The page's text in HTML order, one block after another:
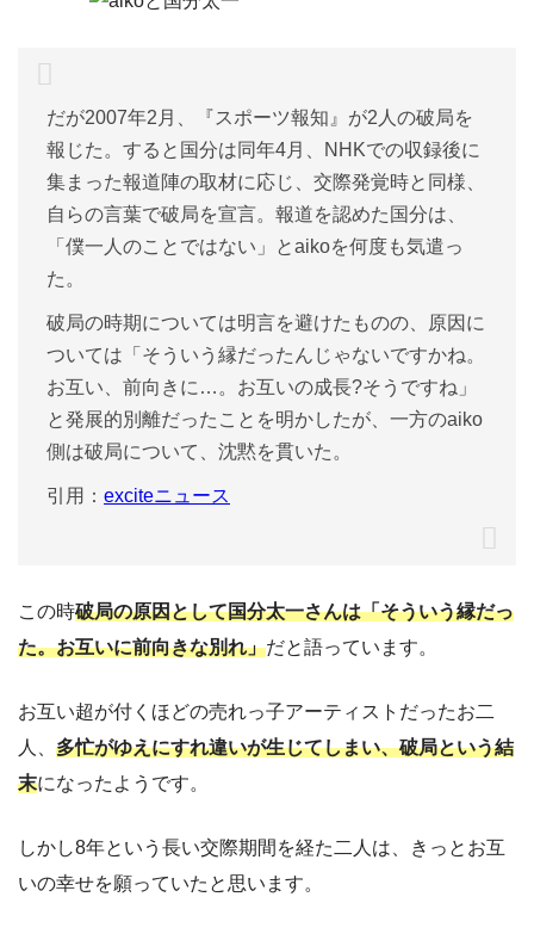
だが2007年2月、『スポーツ報知』が2人の破局を
報じた。すると国分は同年4月、NHKでの収録後に
集まった報道陣の取材に応じ、交際発覚時と同様、
自らの言葉で破局を宣言。報道を認めた国分は、
「僕一人のことではない」とaikoを何度も気遣っ
た。
破局の時期については明言を避けたものの、原因に
ついては「そういう縁だったんじゃないですかね。
お互い、前向きに…。お互いの成長?そうですね」
と発展的別離だったことを明かしたが、一方のaiko
側は破局について、沈黙を貫いた。
引用： exciteニュース
この時破局の原因として国分太一さんは「そういう縁だっ
た。お互いに前向きな別れ」だと語っています。
お互い超が付くほどの売れっ子アーティストだったお二
人、 多忙がゆえにすれ違いが生じてしまい、破局という結
末になったようです。
しかし8年という長い交際期間を経た二人は、きっとお互
いの幸せを願っていたと思います。